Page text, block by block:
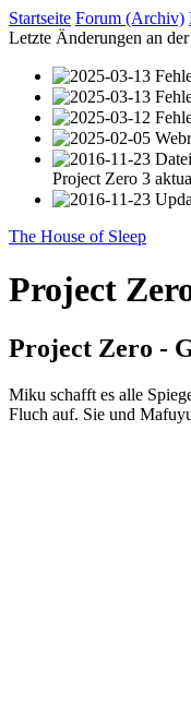
Startseite Forum (Archiv)
Letzte Änderungen an
Project Zero 3
The House of Sleep
Project
Project Zero -
Miku schafft es alle
Fluch auf. Sie und